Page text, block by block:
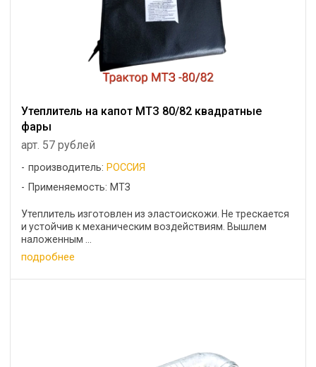
Утеплитель на капот МТЗ 80/82 квадратные
фары
арт. 57 рублей
производитель: РОССИЯ
Применяемость: МТЗ
Утеплитель изготовлен из эластоискожи. Не трескается
и устойчив к механическим воздействиям. Вышлем
наложенным ...
подробнее